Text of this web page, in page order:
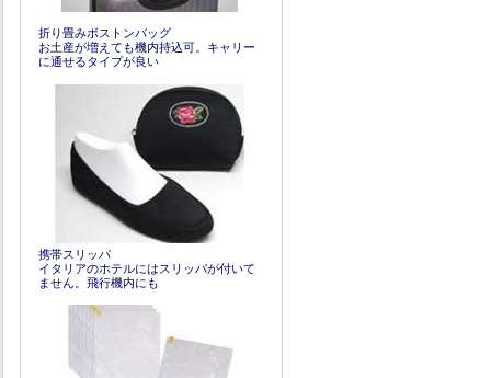
折り畳みボストンバッグ
お土産が増えても機内持込可。キャリー
に通せるタイプが良い
携帯スリッパ
イタリアのホテルにはスリッパが付いて
ません。飛行機内にも